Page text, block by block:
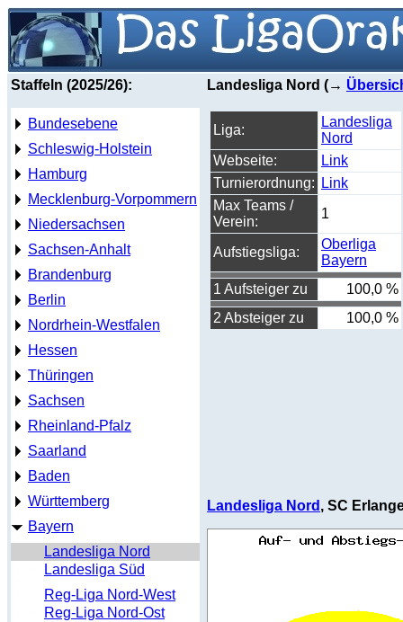
Staffeln (2025/26):
Bundesebene
Schleswig-Holstein
Hamburg
Mecklenburg-Vorpommern
Niedersachsen
Sachsen-Anhalt
Brandenburg
Berlin
Nordrhein-Westfalen
Hessen
Thüringen
Sachsen
Rheinland-Pfalz
Saarland
Baden
Württemberg
Bayern
Landesliga Nord
Landesliga Süd
Reg-Liga Nord-West
Reg-Liga Nord-Ost
Landesliga Nord (→
Liga:
Landesliga
Nord
Webseite:
Link
Turnierordnung:
Link
Max Teams /
Verein:
1
Aufstiegsliga:
Oberliga
Bayern
1 Aufsteiger zu
100,0 %
2 Absteiger zu
100,0 %
Landesliga Nord , SC